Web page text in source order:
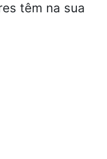
têm na sua